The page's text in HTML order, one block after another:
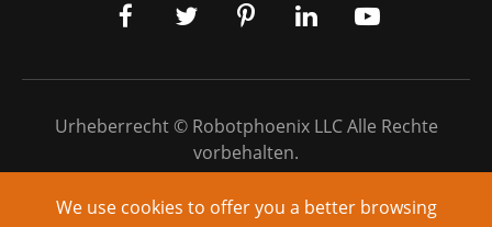
Urheberrecht © Robotphoenix LLCAlle Rechte
vorbehalten.
Sitemap
Datenschutz richtlinie
We use cookies to offer you a better browsing